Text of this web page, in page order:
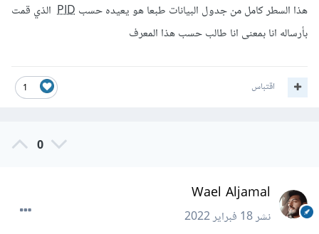
inspect(dataImage);
هذا السطر كامل من جدول البيانات طبعا هو يعيده حسب PIDالذي قمت
بأرساله انا بمعنى انا طالب حسب هذا المعرف
1 اقتباس
0
Wael Aljamal
نشر18 فبراير 2022